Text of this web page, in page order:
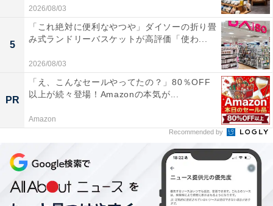
2026/08/03
5
「これ絶対に便利なやつや」ダイソーの折り畳
み式ランドリーバスケットが高評価「使わ...
2026/08/03
PR
「え、こんなセールやってたの？」80％OFF
以上が続々登場！Amazonの本気が...
Amazon
Recommended by